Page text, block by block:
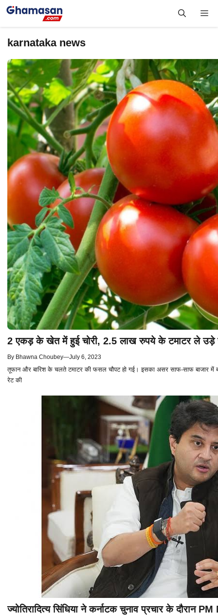
Skip
karnataka news
2 एकड़ के खेत में हुई चोरी, 2.5 लाख रुपये के टमाटर ले उड़े
By Bhawna Choubey—July 6, 2023
तूफान और बारिश के चलते टमाटर की फसल चौपट हो गई। इसका असर साफ-साफ बाजार में
रेट की
ज्योतिरादित्य सिंधिया ने कर्नाटक चुनाव प्रचार के दौरान